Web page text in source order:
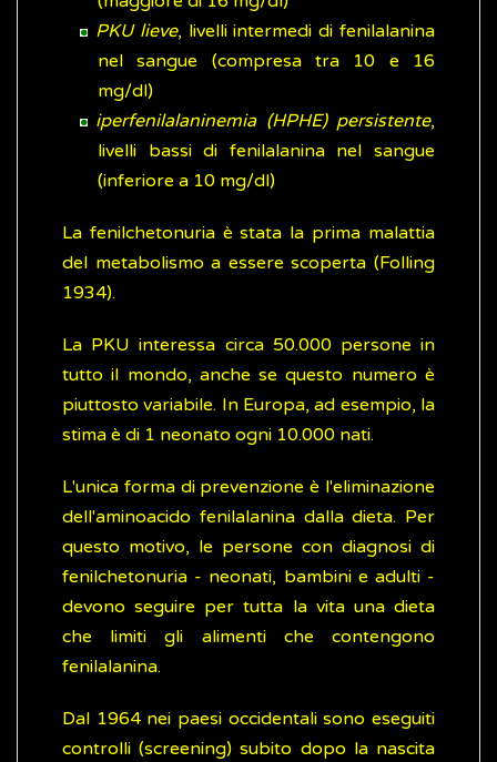
PKU lieve, livelli intermedi di fenilalanina
nel sangue (compresa tra 10 e 16
mg/dl)
iperfenilalaninemia (HPHE) persistente,
livelli bassi di fenilalanina nel sangue
(inferiore a 10 mg/dl)
La fenilchetonuria è stata la prima malattia
del metabolismo a essere scoperta (Folling
1934).
La PKU interessa circa 50.000 persone in
tutto il mondo, anche se questo numero è
piuttosto variabile. In Europa, ad esempio, la
stima è di 1 neonato ogni 10.000 nati.
L'unica forma di prevenzione è l'eliminazione
dell'aminoacido fenilalanina dalla dieta. Per
questo motivo, le persone con diagnosi di
fenilchetonuria - neonati, bambini e adulti -
devono seguire per tutta la vita una dieta
che limiti gli alimenti che contengono
fenilalanina.
Dal 1964 nei paesi occidentali sono eseguiti
controlli (screening) subito dopo la nascita